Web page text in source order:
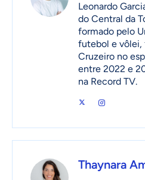
Leonardo
do Central da
formado pelo
futebol e vôlei,
Cruzeiro no
entre 2022 e
na Record TV.
Thaynara